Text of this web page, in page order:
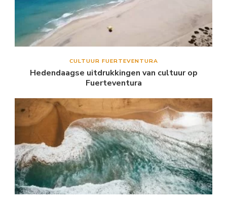
CULTUUR FUERTEVENTURA
Hedendaagse uitdrukkingen van cultuur op
Fuerteventura